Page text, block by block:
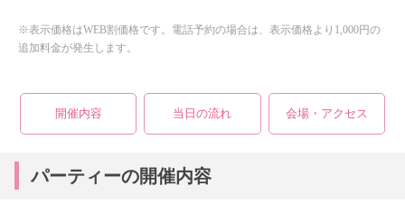
※表示価格はWEB割価格です。電話予約の場合は、表示価格より1,000円の
追加料金が発生します。
開催内容 当日の流れ 会場・アクセス
パーティーの開催内容